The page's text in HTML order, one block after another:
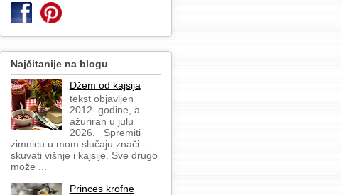
Najčitanije na blogu
Džem od kajsija
tekst objavljen
2012. godine, a
ažuriran u julu
2026. Spremiti
zimnicu u mom slučaju znači -
skuvati višnje i kajsije. Sve drugo
može ...
Princes krofne